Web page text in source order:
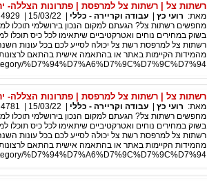
רשתות צל | רשתות צל למרפסת | פתרונות הצללה-
מאת: רועי כץ עבודה וקריירה - כללי 15/03/22
4929
מחפשים רשתות צל? הגעתם למקום הנכון בירושלמי תוכלו
בשוק במחירים נוחים ואטרקטיביים שיתאימו לכל כיס
רשתות צל למרפסת רשת צל יכולה לסייע לכם בכל עונות
מהמידות הקיימות באתר או בהתאמה אישית בהתאם
%D7%94%D7%A6%D7%9C%D7%9C%D7%94/
רשתות צל | רשתות צל למרפסת | פתרונות הצללה-
מאת: רועי כץ עבודה וקריירה - כללי 15/03/22
4781
מחפשים רשתות צל? הגעתם למקום הנכון בירושלמי תוכלו
בשוק במחירים נוחים ואטרקטיביים שיתאימו לכל כיס
רשתות צל למרפסת רשת צל יכולה לסייע לכם בכל עונות
מהמידות הקיימות באתר או בהתאמה אישית בהתאם
%D7%94%D7%A6%D7%9C%D7%9C%D7%94/